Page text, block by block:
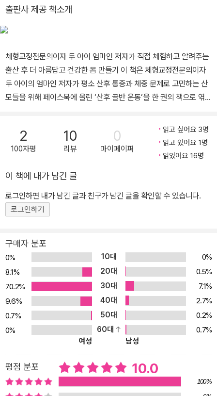
하다고 믿는다. 이러한 통합적 진료를 통해 통증이 더 빠르게 개선되
고 재발이 줄어드는 과정을 오랜 임상에서 확인해 왔다. 45세에 둘째
강과 노화에 대한 연구와 실천은 더욱 깊어졌다. 자신의 몸을 회복하
기 위해 시작한 공부는 지금 환자들에게 제공하는 치료와 생활 관리
법의 중요한 출발점이 되었다. 저서로는 《통증 제로 홈트(이덴슬리
벨, 2021)》, 《산후 골반 교정 다이어트(비타북스, 2016)》, 《알기 쉬
와 관련한 여러 편의 논문을 발표해 국내 재생의학과 줄기세포 치료
분야를 선도하고 있다. 홈페이지 url www.seranclinic.co.kr/intro
유튜브 우아한 노화 채널 관련사이트 https://blog.naver.com/cre
출판사 제공 책소개
체형교정전문의이자 두 아이 엄마인 저자가 직접 체험하고 알려주는
출산 후 더 아름답고 건강한 몸 만들기 이 책은 체형교정전문의이자
두 아이의 엄마인 저자가 평소 산후 통증과 체중 문제로 고민하는 산
모들을 위해 페이스북에 올린 ‘산후 골반 운동’을 한 권의 책으로 엮은
누적 조회수 200만을 돌파하며, 대한민국 산후맘들의 뜨거운 호응을
얻고 있다. 저자의 자전적인 경험과 전문가로서의 치료 노하우가 담
긴 이 책은 ‘회복->건강->아름다움’을 목표로, 산후에 더 건강하고
이어트와 몸 관리법을 알려준다. 출산으로 몸이 망가지거나 임신 전
몸으로 돌아가지 못할까 봐 두려운 산후맘이라면 더 이상 걱정할 필
요가 없다. 이 책이 당신의 빠른 회복과 체중 감량을 한 번에 해결해줄
것이다. [출판사 리뷰] 페이스북 누적 조회수 200만! 대한민국 산모
다이어트! 출산 후 급격하게 불어난 체중과 뱃살 때문에 고민하는 산
후맘들이 많다. 조사결과, 우리나라 산모의 40% 정도는 출산 후에도
체중이 회복되지 않는다고 한다. 그런가 하면 대부분의 산모들이 산
후 여기저기 찾아오는 통증 때문에 힘들어한다. 독하게 마음먹고 다
이어트에 나서지만, 육아와 병행하기가 쉽지 않다. 더욱이 산후에는
무작정 적게 먹고 격렬히 운동하는 다이어트는 위험하다. 그렇다면
산후에 빠르게 몸을 회복하면서 보다 쉽고 건강하게 다이어트를 하려
면 어떻게 해야 할까? 이 책은 체형교정전문의이자 두 아이의 엄마인
저자가 평소 산후 통증과 체중 문제로 고민하는 산모들을 위해 페이
스북에 올린 ‘산후 골반 운동’을 한 권의 책으로 엮은 것이다. ‘페북 닥
터’라는 닉네임으로도 유명한 저자의 동영상은 누적 조회수 200만을
2
100자평
10
리뷰
0
마이페이퍼
읽고 싶어요 3명
읽고 있어요 1명
읽었어요 16명
이 책에 내가 남긴 글
로그인하면 내가 남긴 글과 친구가 남긴 글을 확인할 수 있습니다.
로그인하기
구매자 분포
0% 10대
0%
8.1%
20대
0.5%
70.2%
30대
7.1%
9.6%
40대
2.7%
0.7%
50대
0.2%
0%
60대
0.7%
여성
남성
평점 분포 10.0
100%